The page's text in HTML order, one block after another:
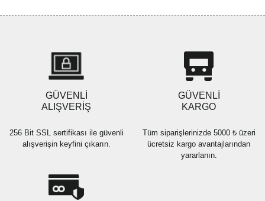
Ürün açıklamasında eksik bilgiler bulunuyor.
Ürün bilgilerinde hatalar bulunuyor.
Ürün fiyatı diğer sitelerden daha pahalı.
Bu ürüne benzer farklı alternatifler olmalı.
GÜVENLİ
ALIŞVERİŞ
256 Bit SSL sertifikası ile güvenli
alışverişin keyfini çıkarın.
GÜVENLİ
KARGO
Tüm siparişlerinizde 5000 ₺ üzeri
ücretsiz kargo avantajlarından
yararlanın.